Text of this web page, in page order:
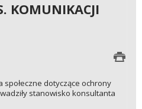
KOMUNIKACJI
dotyczące ochrony
stanowisko konsultanta